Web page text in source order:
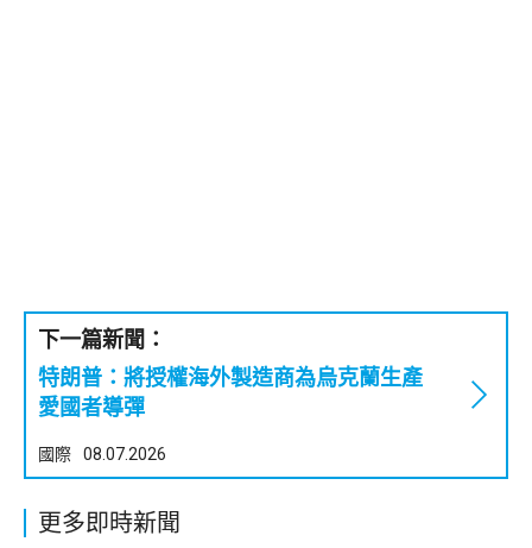
下一篇新聞：
特朗普：將授權海外製造商為烏克蘭生產
愛國者導彈
國際 08.07.2026
更多即時新聞